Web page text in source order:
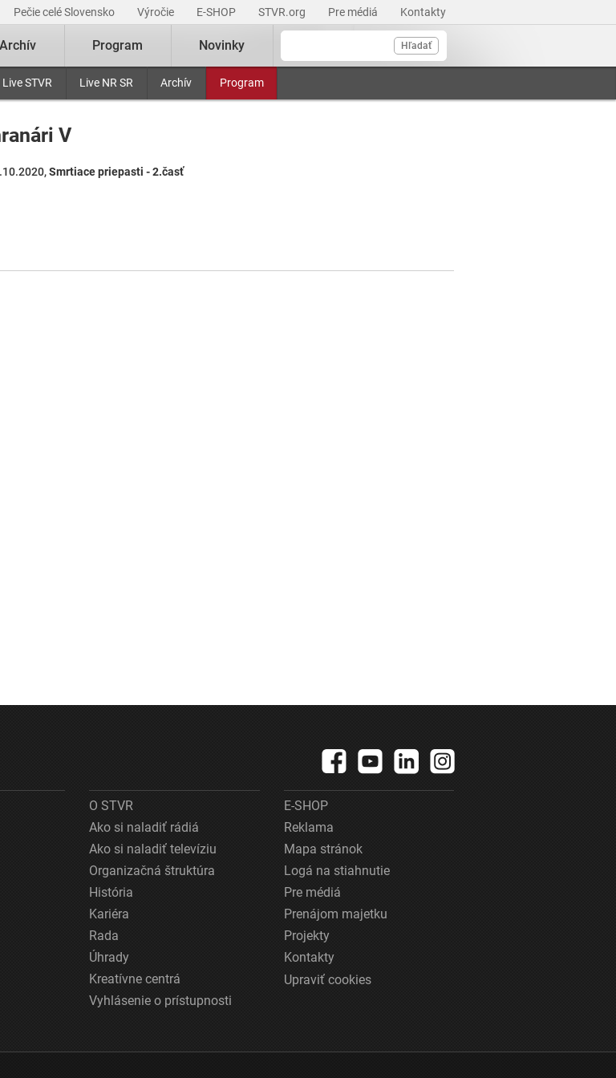
Pečie celé Slovensko Výročie E-SHOP STVR.org Pre médiá Kontakty
Hľadať
Live STVR Live NR SR Archív Program
Archív Program Novinky
V
Smrtiace priepasti - 2.časť
O STVR
Ako si naladiť rádiá
Ako si naladiť televíziu
Organizačná štruktúra
História
Kariéra
Rada
Úhrady
Kreatívne centrá
Vyhlásenie o prístupnosti
E-SHOP
Reklama
Mapa stránok
Logá na stiahnutie
Pre médiá
Prenájom majetku
Projekty
Kontakty
Upraviť cookies